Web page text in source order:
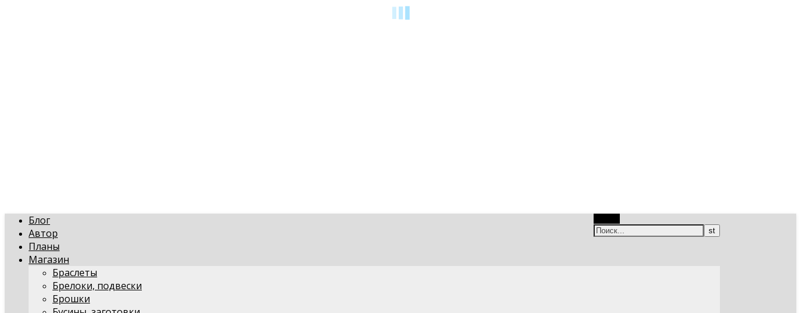
Блог
Автор
Планы
Магазин
Браслеты
Брелоки, подвески
Брошки